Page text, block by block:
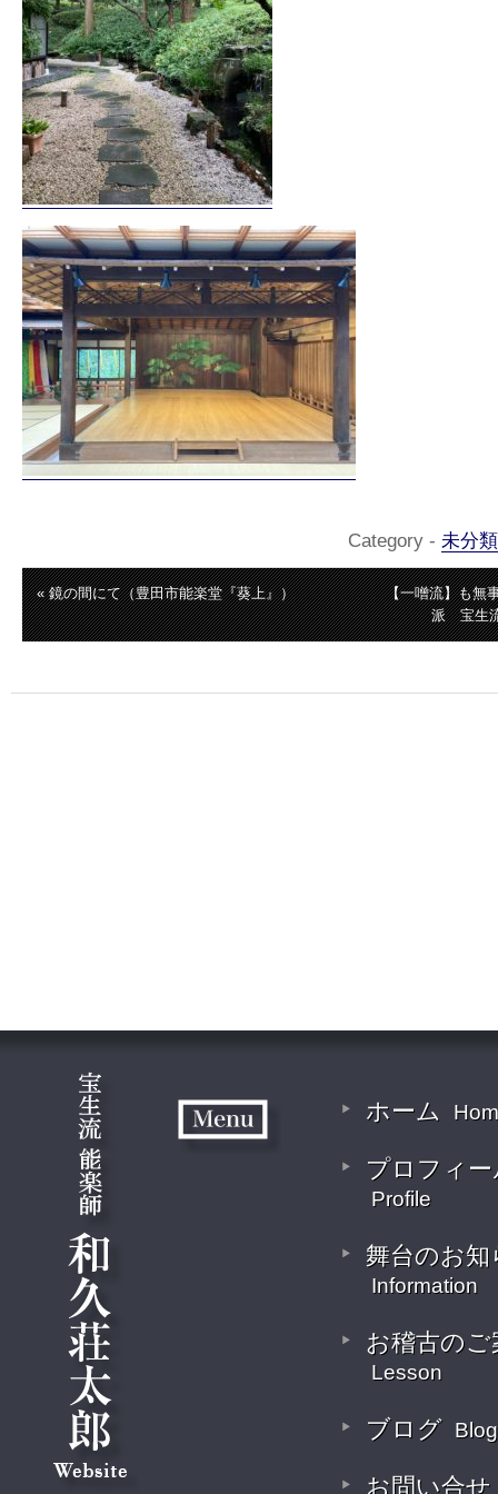
Category - 未分類
« 鏡の間にて（豊田市能楽堂『葵上』）
【一噌流】も無
派 宝生
ホーム
プロフィー
Profile
舞台のお知
Information
お稽古のご
Lesson
ブログ Blog
お問い合せ